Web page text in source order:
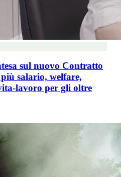
sul nuovo Contratto
salario, welfare,
lavoro per gli oltre